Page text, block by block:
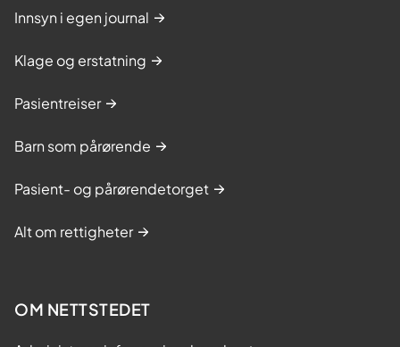
Innsyn i egen journal
Klage og erstatning
Pasientreiser
Barn som pårørende
Pasient- og pårørendetorget
Alt om rettigheter
OM NETTSTEDET